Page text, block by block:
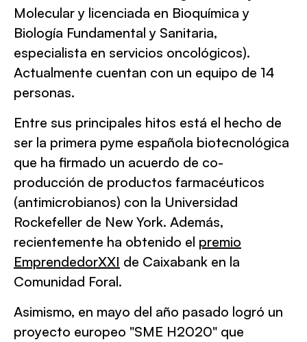
Molecular y licenciada en Bioquímica y
Biología Fundamental y Sanitaria,
especialista en servicios oncológicos).
Actualmente cuentan con un equipo de 14
personas.
Entre sus principales hitos está el hecho de
ser la primera pyme española biotecnológica
que ha firmado un acuerdo de co-
producción de productos farmacéuticos
(antimicrobianos) con la Universidad
Rockefeller de New York. Además,
recientemente ha obtenido el premio
EmprendedorXXI de Caixabank en la
Comunidad Foral.
Asimismo, en mayo del año pasado logró un
proyecto europeo "SME H2020" que